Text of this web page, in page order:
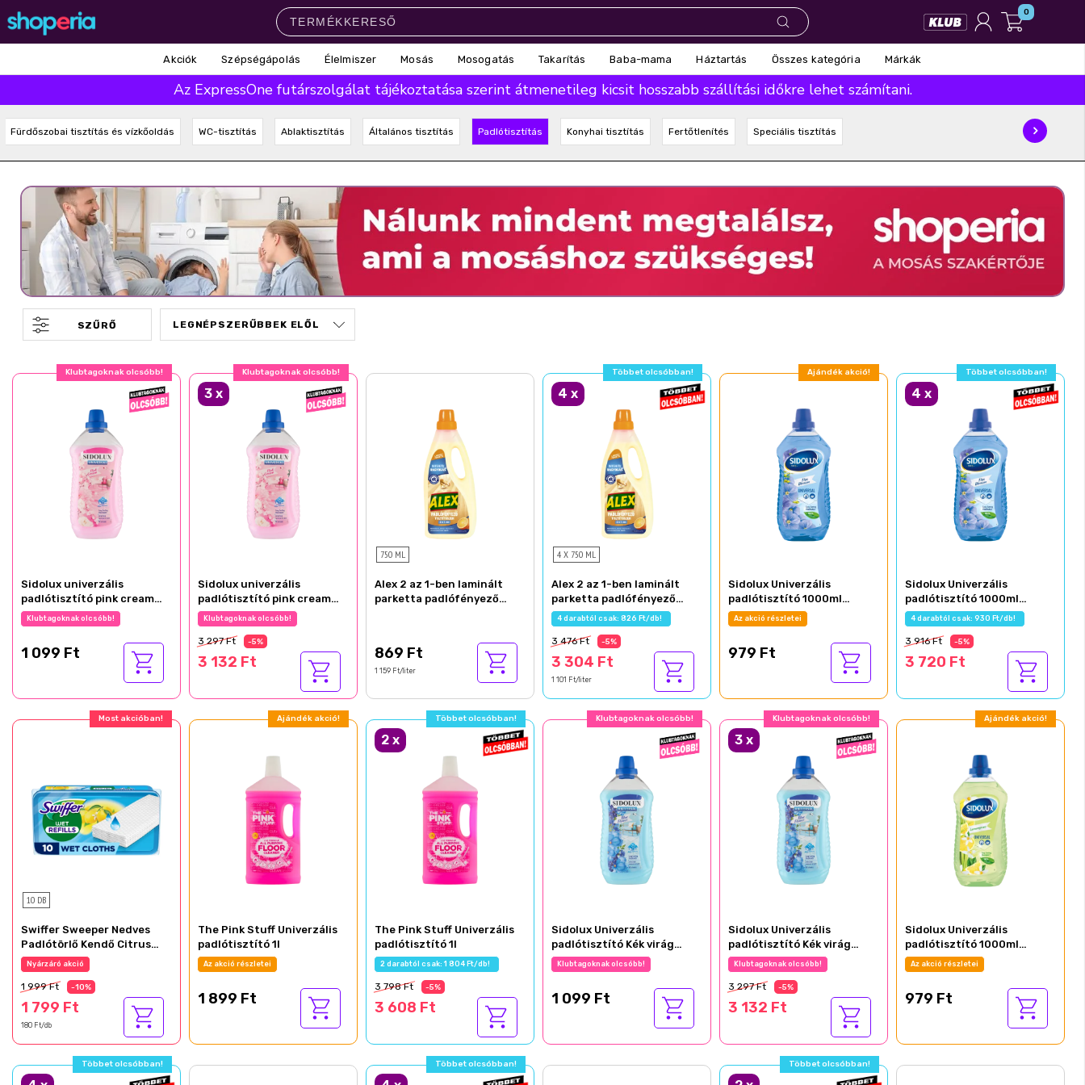
0
Élelmiszer
Mosás Mosogatás Takarítás
Baba-mama Háztartás
Pampers Lenor
Violeta Coccolino
Népszerű keresések
leukoplast ariel lenor finish
Akciók Szépségápolás Élelmiszer Mosás Mosogatás Takarítás Baba-mama Háztartás Összes kategória Márkák
Az ExpressOne futárszolgálat tájékoztatása szerint átmenetileg kicsit hosszabb szállítási időkre lehet számítani.
Fürdőszobai tisztítás és vízkőoldás WC-tisztítás Ablaktisztítás Általános tisztítás Padlótisztítás Konyhai tisztítás Fertőtlenítés Speciális tisztítás
SZŰRŐ
Klubtagoknak olcsóbb!
Sidolux univerzális
padlótisztító pink cream
1000ml
Klubtagoknak olcsóbb!
1 099 Ft
Klubtagoknak olcsóbb!
3x
Sidolux univerzális
padlótisztító pink cream
1000ml
Klubtagoknak olcsóbb!
3 297 Ft -5%
3 132 Ft
750 ML
Alex 2 az 1-ben laminált
parketta padlófényező
869 Ft
1 159 Ft/liter
Többet olcsóbban!
4 x
4 X 750 ML
Alex 2 az 1-ben laminált
parketta padlófényező
tisztítószer 750 ml
4 darabtól csak: 826 Ft/db!
3 476 Ft -5%
3 304 Ft
1 101 Ft/liter
Ajándék akció!
Sidolux Univerzális
padlótisztító 1000ml
Lenvirág
Az akció részletei
979 Ft
Többet olcsóbban!
4 x
Sidolux Univerzális
padlótisztító 1000ml
Lenvirág
4 darabtól csak: 930 Ft/db!
3 916 Ft -5%
3 720 Ft
Most akcióban!
10 DB
Swiffer Sweeper Nedves
Padlótörlő Kendő Citrus
Fresh Illattal, 10 db
Nyárzáró akció
1 999 Ft -10%
1 799 Ft
180 Ft/db
Ajándék akció!
The Pink Stuff Univerzális
padlótisztító 1l
Az akció részletei
1 899 Ft
Többet olcsóbban!
2x
The Pink Stuff Univerzális
padlótisztító 1l
2 darabtól csak: 1 804 Ft/db!
3 798 Ft -5%
3 608 Ft
Klubtagoknak olcsóbb!
Sidolux Univerzális
padlótisztító Kék virág
1000ml
Klubtagoknak olcsóbb!
1 099 Ft
Klubtagoknak olcsóbb!
3x
Sidolux Univerzális
padlótisztító Kék virág
1000ml
Klubtagoknak olcsóbb!
3 297 Ft -5%
3 132 Ft
Ajándék akció!
Sidolux Univerzális
padlótisztító 1000ml
Citromfű
Az akció részletei
979 Ft
Többet olcsóbban! Többet olcsóbban! Többet olcsóbban!